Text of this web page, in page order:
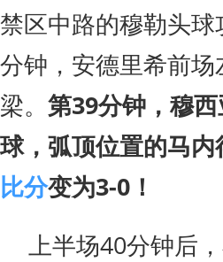
禁区中路的穆勒头
分钟，安德里希前
梁。 第39分钟，穆
球，弧顶位置的马
比分变为3-0！
上半场40分钟后